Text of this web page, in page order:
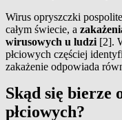
Wirus opryszczki
całym świecie, a
wirusowych u ludzi [2].
płciowych częściej
zakażenie odpowiada
Skąd się bierze
płciowych?